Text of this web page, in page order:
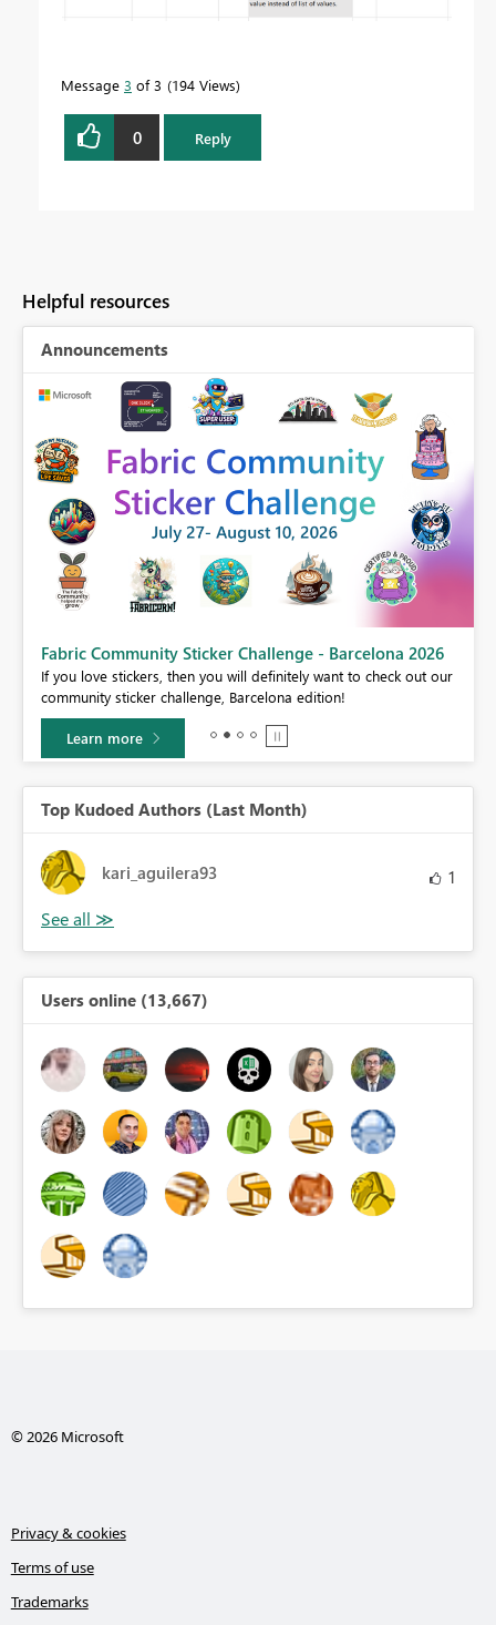
Message 3 of 3 194 Views
0 Reply
Helpful resources
Announcements
Fabric Community Sticker Challenge - Barcelona 2026
If you love stickers, then you will definitely want to check out our
community sticker challenge, Barcelona edition!
Learn more
Top Kudoed Authors (Last Month)
kari_aguilera93 1
Users online (13,667)
© 2026 Microsoft
Privacy & cookies
Terms of use
Trademarks